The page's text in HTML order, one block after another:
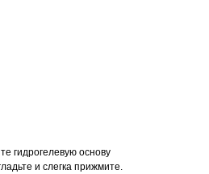
гидрогелевую основу
и слегка прижмите.